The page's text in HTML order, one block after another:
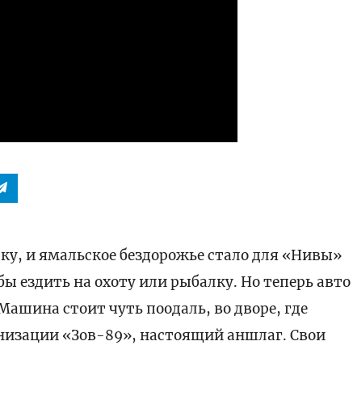
и ямальское бездорожье стало для «Нивы»
ездить на охоту или рыбалку. Но теперь авто
стоит чуть поодаль, во дворе, где
«Зов-89», настоящий аншлаг. Свои